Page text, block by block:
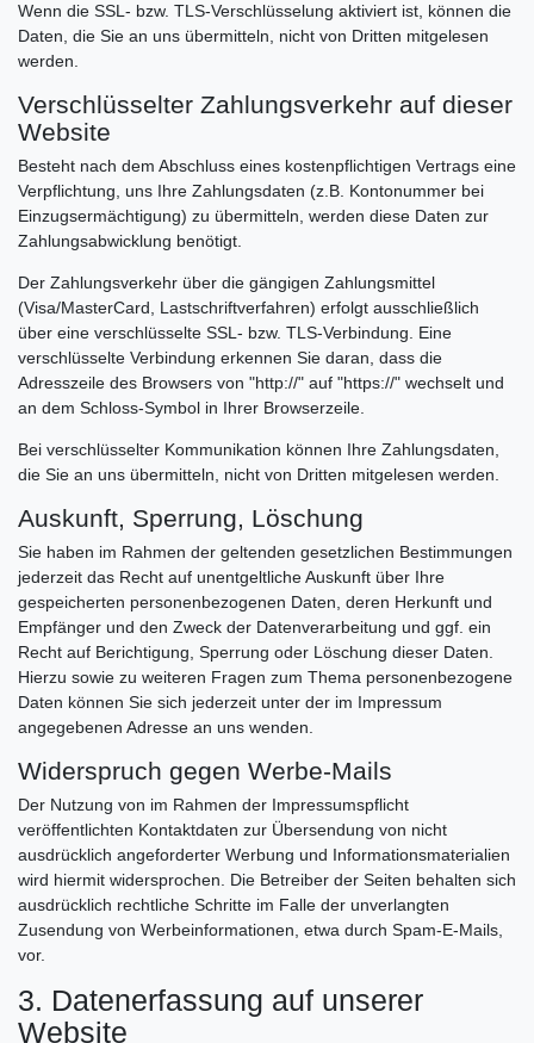
Wenn die SSL- bzw. TLS-Verschlüsselung aktiviert ist, können die
Daten, die Sie an uns übermitteln, nicht von Dritten mitgelesen
werden.
Verschlüsselter Zahlungsverkehr auf dieser
Website
Besteht nach dem Abschluss eines kostenpflichtigen Vertrags eine
Verpflichtung, uns Ihre Zahlungsdaten (z.B. Kontonummer bei
Einzugsermächtigung) zu übermitteln, werden diese Daten zur
Zahlungsabwicklung benötigt.
Der Zahlungsverkehr über die gängigen Zahlungsmittel
(Visa/MasterCard, Lastschriftverfahren) erfolgt ausschließlich
über eine verschlüsselte SSL- bzw. TLS-Verbindung. Eine
verschlüsselte Verbindung erkennen Sie daran, dass die
Adresszeile des Browsers von "http://" auf "https://" wechselt und
an dem Schloss-Symbol in Ihrer Browserzeile.
Bei verschlüsselter Kommunikation können Ihre Zahlungsdaten,
die Sie an uns übermitteln, nicht von Dritten mitgelesen werden.
Auskunft, Sperrung, Löschung
Sie haben im Rahmen der geltenden gesetzlichen Bestimmungen
jederzeit das Recht auf unentgeltliche Auskunft über Ihre
gespeicherten personenbezogenen Daten, deren Herkunft und
Empfänger und den Zweck der Datenverarbeitung und ggf. ein
Recht auf Berichtigung, Sperrung oder Löschung dieser Daten.
Hierzu sowie zu weiteren Fragen zum Thema personenbezogene
Daten können Sie sich jederzeit unter der im Impressum
angegebenen Adresse an uns wenden.
Widerspruch gegen Werbe-Mails
Der Nutzung von im Rahmen der Impressumspflicht
veröffentlichten Kontaktdaten zur Übersendung von nicht
ausdrücklich angeforderter Werbung und Informationsmaterialien
wird hiermit widersprochen. Die Betreiber der Seiten behalten sich
ausdrücklich rechtliche Schritte im Falle der unverlangten
Zusendung von Werbeinformationen, etwa durch Spam-E-Mails,
vor.
3. Datenerfassung auf unserer
Website